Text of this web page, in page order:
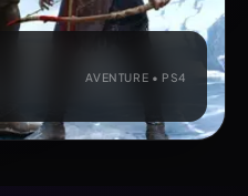
AVENTURE • PS4